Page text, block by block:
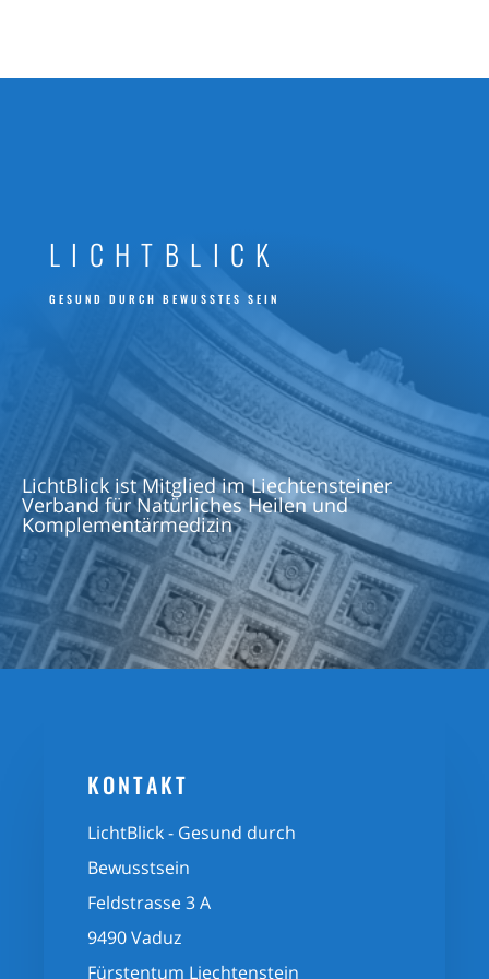
LICHTBLICK
GESUND DURCH BEWUSSTES SEIN
LichtBlick ist Mitglied im Liechtensteiner
Verband für Natürliches Heilen und
Komplementärmedizin
KONTAKT
LichtBlick - Gesund durch
Bewusstsein
Feldstrasse 3 A
9490 Vaduz
Fürstentum Liechtenstein